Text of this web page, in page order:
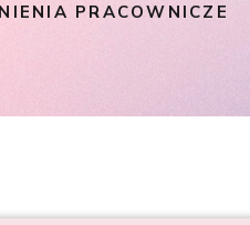
PRACOWNICZE